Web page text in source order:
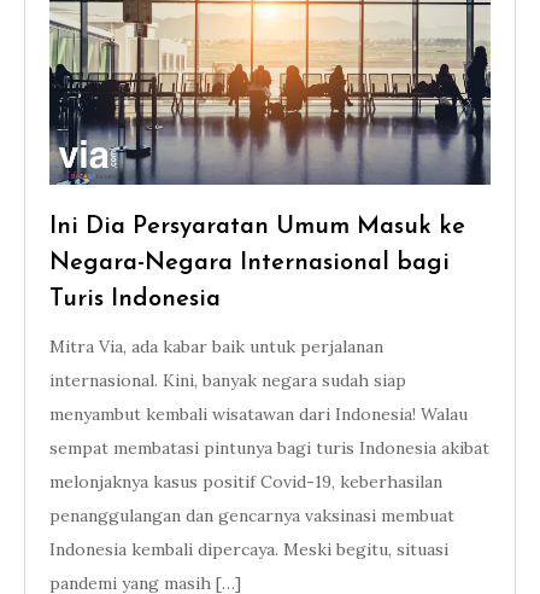
Ini Dia Persyaratan Umum Masuk ke
Negara-Negara Internasional bagi
Turis Indonesia
Mitra Via, ada kabar baik untuk perjalanan
internasional. Kini, banyak negara sudah siap
menyambut kembali wisatawan dari Indonesia! Walau
sempat membatasi pintunya bagi turis Indonesia akibat
melonjaknya kasus positif Covid-19, keberhasilan
penanggulangan dan gencarnya vaksinasi membuat
Indonesia kembali dipercaya. Meski begitu, situasi
pandemi yang masih […]